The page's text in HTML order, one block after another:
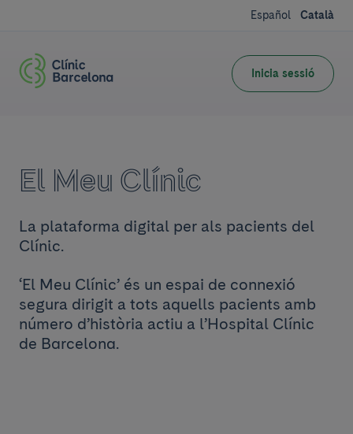
Español Català
Inicia sessió
El Meu Clínic
La plataforma digital per als pacients del
Clínic.
‘El Meu Clínic’ és un espai de connexió
segura dirigit a tots aquells pacients amb
número d’història actiu a l’Hospital Clínic
de Barcelona.